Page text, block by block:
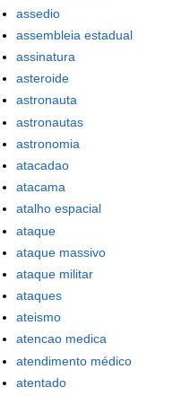
assedio
assembleia estadual
assinatura
asteroide
astronauta
astronautas
astronomia
atacadao
atacama
atalho espacial
ataque
ataque massivo
ataque militar
ataques
ateismo
atencao medica
atendimento médico
atentado